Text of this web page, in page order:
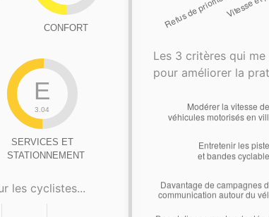
CONFORT
E
3.04
SERVICES ET
STATIONNEMENT
les cyclistes...
Les 3 critères qui
pour améliorer la